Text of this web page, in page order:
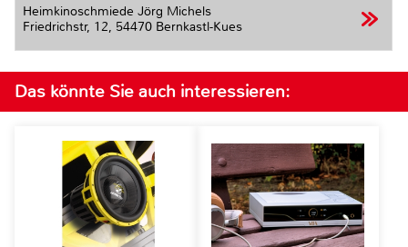
Heimkinoschmiede Jörg Michels
Friedrichstr, 12, 54470 Bernkastl-Kues
Das könnte Sie auch interessieren: